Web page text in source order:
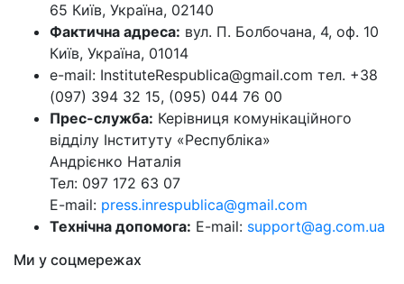
65 Київ, Україна, 02140
Фактична адреса: вул. П. Болбочана, 4, оф. 10
Київ, Україна, 01014
e-mail: InstituteRespublica@gmail.com тел. +38
(097) 394 32 15, (095) 044 76 00
Прес-служба: Керівниця комунікаційного
відділу Інституту «Республіка»
Андрієнко Наталія
Тел: 097 172 63 07
E-mail: press.inrespublica@gmail.com
Технічна допомога: E-mail: support@ag.com.ua
Ми у соцмережах